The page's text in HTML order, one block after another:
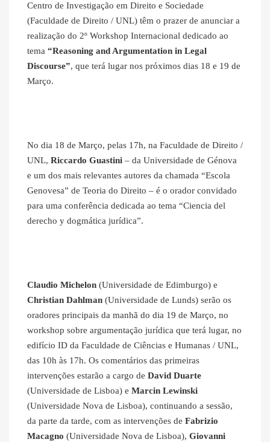
Centro de Investigação em Direito e Sociedade
(Faculdade de Direito / UNL) têm o prazer de anunciar a
realização do 2º Workshop Internacional dedicado ao
tema “Reasoning and Argumentation in Legal
Discourse”, que terá lugar nos próximos dias 18 e 19 de
Março.
No dia 18 de Março, pelas 17h, na Faculdade de Direito /
UNL, Riccardo Guastini – da Universidade de Génova
e um dos mais relevantes autores da chamada “Escola
Genovesa” de Teoria do Direito – é o orador convidado
para uma conferência dedicada ao tema “Ciencia del
derecho y dogmática jurídica”.
Claudio Michelon (Universidade de Edimburgo) e
Christian Dahlman (Universidade de Lunds) serão os
oradores principais da manhã do dia 19 de Março, no
workshop sobre argumentação jurídica que terá lugar, no
edifício ID da Faculdade de Ciências e Humanas / UNL,
das 10h às 17h. Os comentários das primeiras
intervenções estarão a cargo de David Duarte
(Universidade de Lisboa) e Marcin Lewinski
(Universidade Nova de Lisboa), continuando a sessão,
da parte da tarde, com as intervenções de Fabrizio
Macagno (Universidade Nova de Lisboa), Giovanni